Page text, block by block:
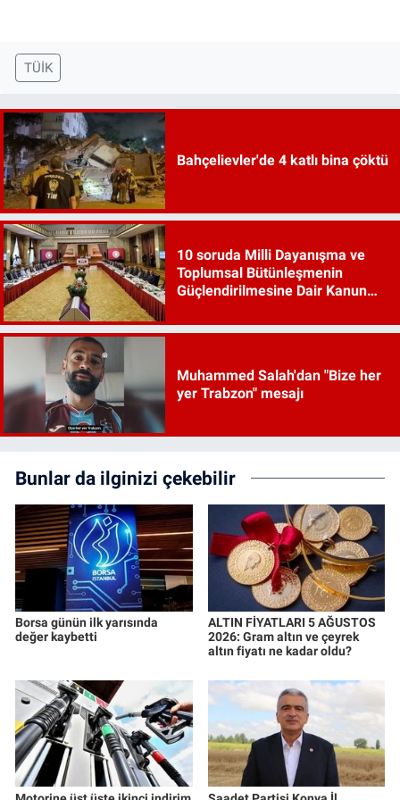
TÜİK
Bahçelievler'de 4 katlı bina çöktü
10 soruda Milli Dayanışma ve
Toplumsal Bütünleşmenin
Güçlendirilmesine Dair Kanun
Muhammed Salah'dan "Bize her
yer Trabzon" mesajı
Bunlar da ilginizi çekebilir
Borsa günün ilk yarısında
değer kaybetti
ALTIN FİYATLARI 5 AĞUSTOS
2026: Gram altın ve çeyrek
altın fiyatı ne kadar oldu?